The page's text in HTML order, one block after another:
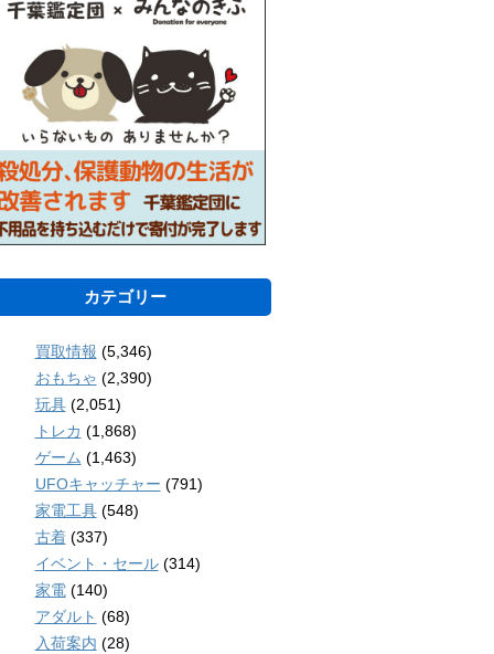
カテゴリー
買取情報 (5,346)
おもちゃ (2,390)
玩具(2,051)
トレカ (1,868)
ゲーム (1,463)
UFOキャッチャー (791)
家電工具(548)
古着(337)
イベント・セール(314)
家電(140)
アダルト (68)
入荷案内 (28)